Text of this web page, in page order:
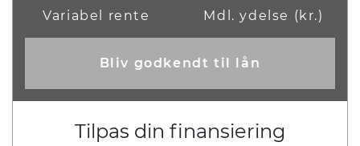
-
Variabel rente Mdl. ydelse (kr.)
Bliv godkendt til lån
Tilpas din finansiering